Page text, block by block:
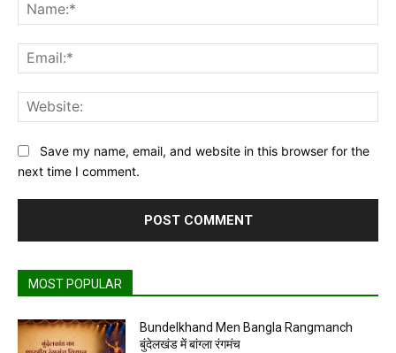
Save my name, email, and website in this browser for the
next time I comment.
MOST POPULAR
Bundelkhand Men Bangla Rangmanch
बुंदेलखंड में बांग्ला रंगमंच